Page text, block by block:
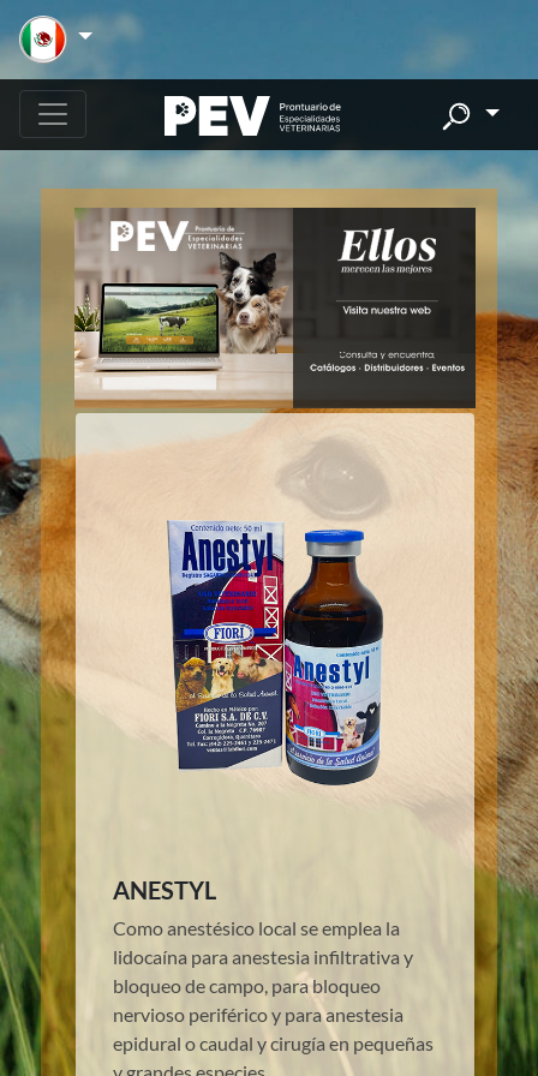
ANESTYL
Como anestésico local se emplea la
lidocaína para anestesia infiltrativa y
bloqueo de campo, para bloqueo
nervioso periférico y para anestesia
epidural o caudal y cirugía en pequeñas